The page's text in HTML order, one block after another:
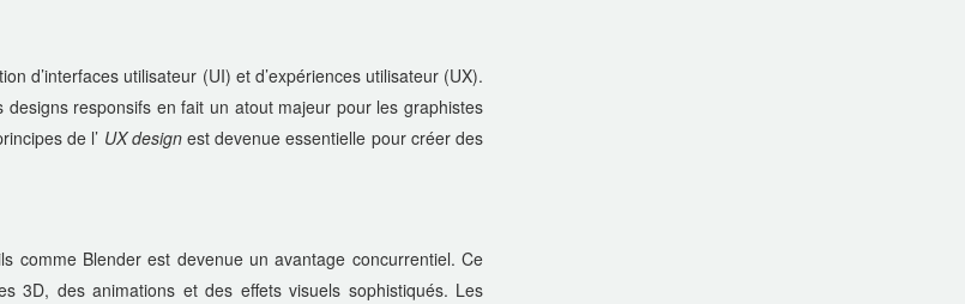
d’interfaces utilisateur (UI) et d’expériences utilisateur (UX).
responsifs en fait un atout majeur pour les graphistes
de l’ UX designest devenue essentielle pour créer des
comme Blender est devenue un avantage concurrentiel. Ce
3D, des animations et des effets visuels sophistiqués. Les